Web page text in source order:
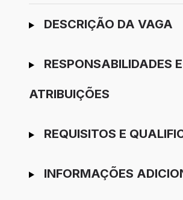
Ir para candidatura
DESCRIÇÃO DA VAGA
RESPONSABILIDADES E
ATRIBUIÇÕES
REQUISITOS E
INFORMAÇÕES